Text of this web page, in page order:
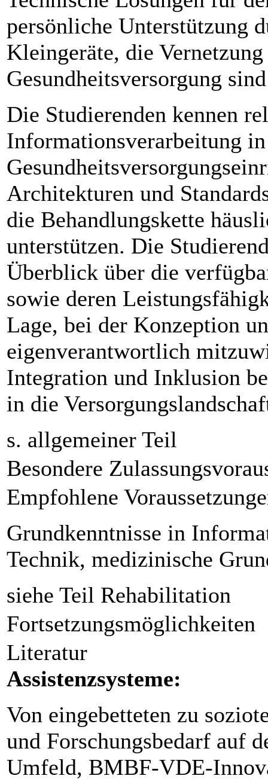
persönliche Unterstützung
Kleingeräte, die
Gesundheitsversorgung
Die Studierenden kennen
Informationsverarbeitung in
Architekturen und
die Behandlungskette
unterstützen. Die
Überblick über die
sowie deren
Lage, bei der Konzeption
eigenverantwortlich
Integration und Inklusion
in die
s. allgemeiner Teil
Besondere
Empfohlene
Grundkenntnisse in
Technik, medizinische
siehe Teil Rehabilitation
Fortsetzungsmöglichkeiten
Literatur
Assistenzsysteme:
Von eingebetteten zu
und Forschungsbedarf auf
Umfeld, BMBF-VDE-